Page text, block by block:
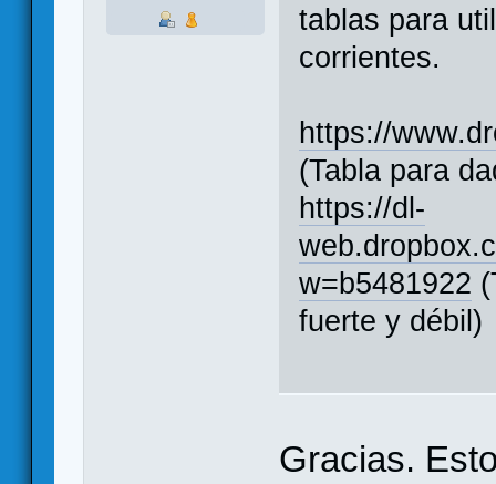
tablas para
corrientes.
https://
(Tabla para
https://dl-
w=b5481922
fuerte y débil)
Gracias.